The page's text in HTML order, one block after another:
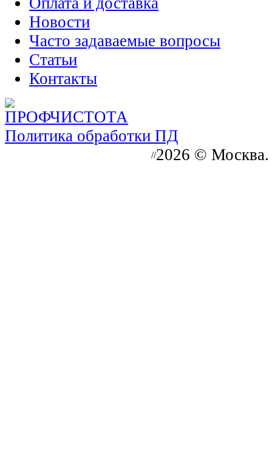
Новости
Часто задаваемые вопросы
Статьи
Контакты
Политика обработки ПД
//2026 ©